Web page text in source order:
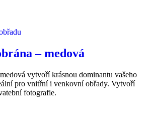
– medová
vytvoří krásnou dominantu vašeho
pro vnitřní i venkovní obřady. Vytvoří
fotografie.